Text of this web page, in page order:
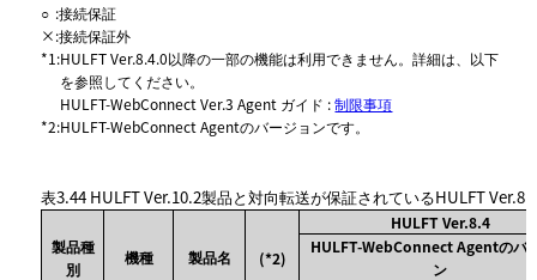
○ :接続保証
×:接続保証外
*1:HULFT Ver.8.4.0以降の一部の機能は利用できません。詳細は、以下
を参照してください。
HULFT-WebConnect Ver.3 Agent ガイド :制限事項
*2:HULFT-WebConnect Agentのバージョンです。
表3.44 HULFT Ver.10.2製品と対向転送が保証されているHULFT
製品種
別
機種 製品名 (*2)
HULFT Ver.8.4
HULFT-WebConnect Agentのバ
ン